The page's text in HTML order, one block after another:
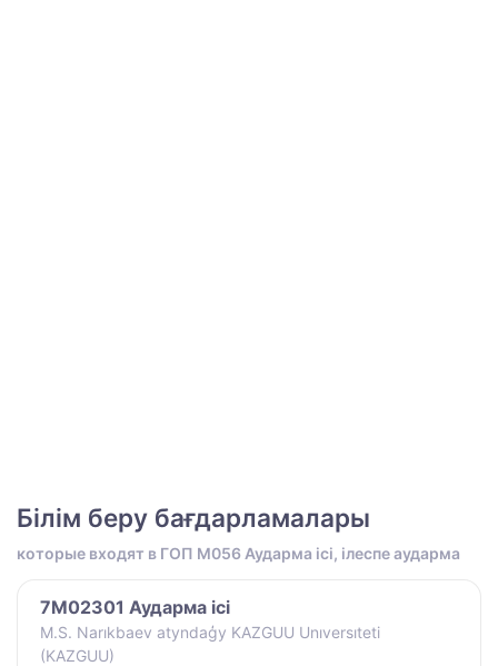
Білім беру бағдарламалары
которые входят в ГОП M056 Аударма ісі, ілеспе аударма
7M02301 Аударма ісі
M.S. Narıkbaev atyndaģy KAZGUU Unıversıteti
(KAZGUU)